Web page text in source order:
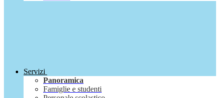
Servizi
Panoramica
Famiglie e studenti